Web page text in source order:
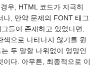
우, HTML 코드가 지극히
나, 만약 문제의 FONT 태그
들이 존재하고 있었다면,
색으로 나타나지 않기를 원
두 말할 나위없이 엉망인
다. 아무튼, 최종적으로 이